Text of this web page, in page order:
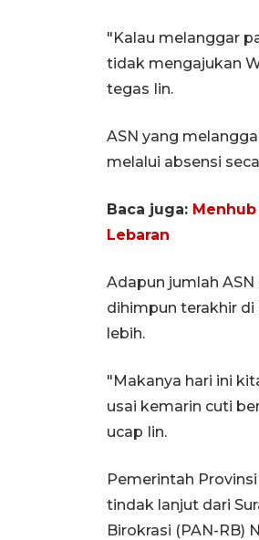
"Kalau melanggar
tidak mengajukan
tegas Iin.
ASN yang
melalui absensi
Baca juga:
Lebaran
Adapun jumlah
dihimpun terakhir di
lebih.
"Makanya hari ini
usai kemarin cuti
ucap Iin.
Pemerintah
tindak lanjut dari
Birokrasi (PAN-RB)